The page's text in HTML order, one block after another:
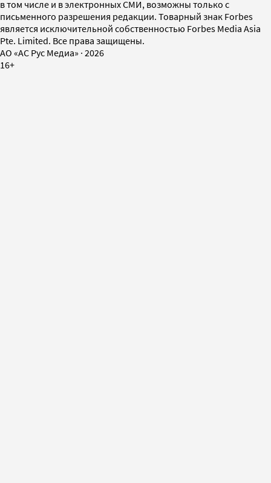
в том числе и в электронных СМИ, возможны только с
письменного разрешения редакции. Товарный знак Forbes
является исключительной собственностью Forbes Media Asia
Pte. Limited. Все права защищены.
AO «АС Рус Медиа» · 2026
16+